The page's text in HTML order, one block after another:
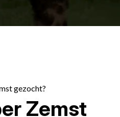
gezocht?
Zemst